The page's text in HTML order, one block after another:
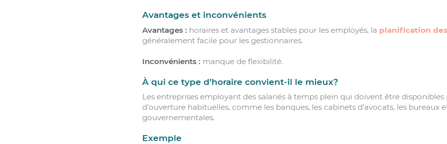
Avantages et inconvénients
Avantages : horaires et avantages stables pour les employés, la planification
généralement facile pour les gestionnaires.
Inconvénients : manque de flexibilité.
À qui ce type d’horaire convient-il le mieux?
Les entreprises employant des salariés à temps plein qui doivent être disponibles
d’ouverture habituelles, comme les banques, les cabinets d’avocats, les bureaux
gouvernementales.
Exemple